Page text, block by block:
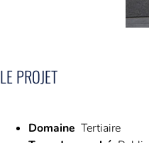
LE PROJET
Domaine Tertiaire